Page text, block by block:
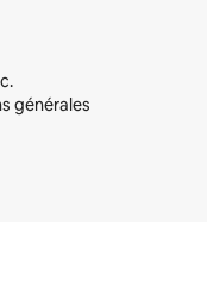
générales